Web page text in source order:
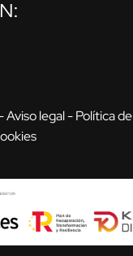
Aviso legal-Política de